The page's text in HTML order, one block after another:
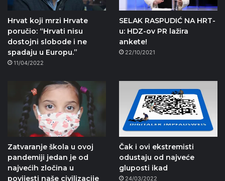
Hrvat koji mrzi Hrvate
poručio: “Hrvati nisu
dostojni slobode i ne
spadaju u Europu.”
11/04/2022
SELAK RASPUDIĆ NA HRT-
u: HDZ-ov PR lažira
ankete!
22/10/2021
Zatvaranje škola u ovoj
pandemiji jedan je od
najvećih zločina u
povijesti naše civilizacije
Čak i ovi ekstremisti
odustaju od najveće
gluposti ikad
24/03/2022